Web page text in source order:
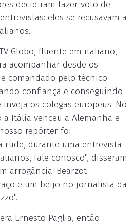
decidiram fazer voto de
eles se recusavam a
Globo, fluente em italiano,
acompanhar desde os
comandado pelo técnico
confiança e conseguindo
os colegas europeus. No
Itália venceu a Alemanha e
repórter foi
durante uma entrevista
fale conosco", disseram
arrogância. Bearzot
e um beijo no jornalista da
Ernesto Paglia, então